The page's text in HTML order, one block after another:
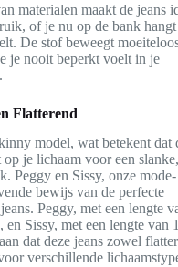
materialen maakt de jeans
of je nu op de bank
De stof beweegt
je nooit beperkt voelt in je
Flatterend
model, wat betekent dat
op je lichaam voor een slanke,
Peggy en Sissy, onze mode-
bewijs van de perfecte
Peggy, met een lengte
en Sissy, met een lengte van
dat deze jeans zowel
verschillende